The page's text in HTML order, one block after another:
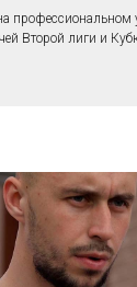
профессиональном
Второй лиги и